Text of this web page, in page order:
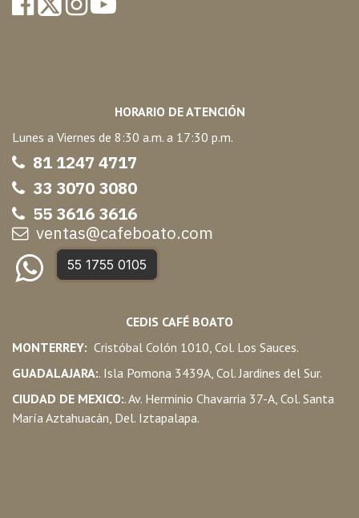
HORARIO DE ATENCIÓN
Lunes a Viernes de 8:30 a.m. a 17:30 p.m.
81 1247 4717
33 3070 3080
55 3616 3616
ventas@cafeboato.com
55 1755 0105
CEDIS CAFÉ BOATO
MONTERREY: Cristóbal Colón 1010, Col. Los Sauces.
GUADALAJARA:. Isla Pomona 3439A, Col. Jardines del Sur.
CIUDAD DE MEXICO:. Av. Herminio Chavarria 37-A, Col. Santa
María Aztahuacán, Del. Iztapalapa.